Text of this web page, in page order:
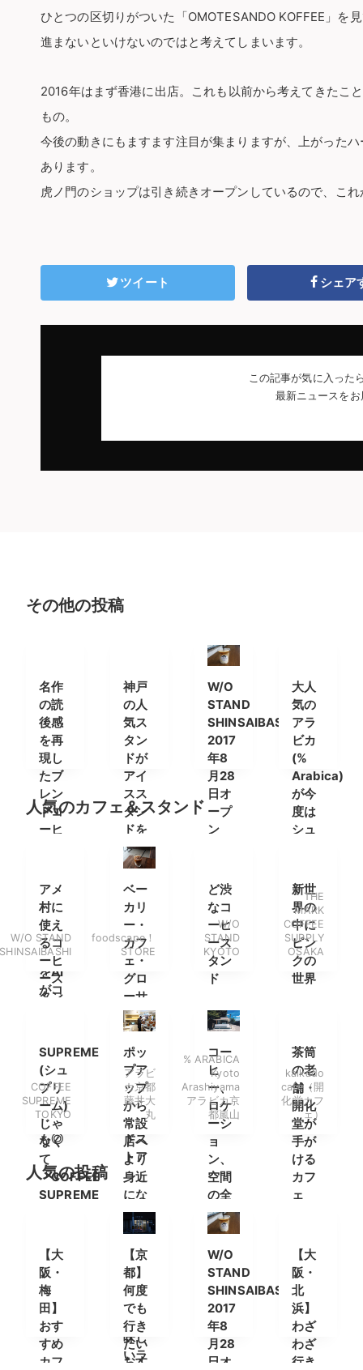
ひとつの区切りがついた「OMOTESANDO KOFFEE」を
進まないといけないのではと考えてしまいます。
2016年はまず香港に出店。これも以前から考えてきたこ
もの。
今後の動きにもますます注目が集まりますが、上がった
あります。
虎ノ門のショップは引き続きオープンしているので、こ
ツイート シェア
この記事が気に入った
最新ニュースを
その他の投稿
名作
の読
後感
を再
現し
たブ
レン
ドコ
ーヒ
める
文
庫」。
名作
文学
をAI
がコ
神戸
の人
気ス
タン
ドが
アイ
スス
タン
ドを
オー
プン
W/O
STAND
SHINSAIBASHI
2017
年8
月28
日オ
ープ
ン
大人
気の
アラ
ビカ
(%
Arabica)
が今
度は
シュ
リー
ス？
人気のカフェ＆スタンド
アメ
村に
使え
るコ
ーヒ
ース
タン
フォ
トス
ポッ
トと
して
も◎
W/O STAND
SHINSAIBASHI
ベー
カリ
ー・
カフ
ェ・
グロ
ーサ
リー
の3
つを
組み
合わ
せた
グッ
ドス
トア
foodscape！
STORE
ど渋
なコ
ーヒ
ース
タン
ド
W/O
STAND
KYOTO
新世
界の
中に
ピン
クの
世界
THE
MARK
COFFEE
SUPPLY
OSAKA
SUPREME
(シュ
プリ
ーム)
じゃ
なく
て
「COFFEE
SUPREME
スー
プリ
ー
ム)」
COFFEE
SUPREME
TOKYO
ポッ
プア
ップ
から
常設
店へ
より
身近
にな
って
いく
アラ
ビカ
コー
ヒー
の美
味し
いラ
アラビ
カ京都
藤井大
丸
コー
ヒ
ー、
ロケ
ーシ
ョ
ン、
空間
の全
てが
最高
なグ
ッド
ショ
ップ
% ARABICA
Kyoto
Arashiyama
アラビカ京
都嵐山
茶筒
の老
舗・
開化
堂が
手が
ける
カフ
ェ
kaikado
cafe（開
化堂カフ
ェ）
人気の投稿
【大
阪・
梅
田】
おす
すめ
カフ
【京
都】
何度
でも
行き
たい
おす
W/O
STAND
SHINSAIBASHI
2017
年8
月28
日オ
【大
阪・
北
浜】
わざ
わざ
行き